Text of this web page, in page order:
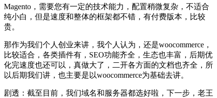
Magento，需要您有一定的技术能力，配置稍微复杂，不适合
纯小白，但是速度和整体的框架都不错，有付费版本，比较
贵。
那作为我们个人创业来讲，我个人认为，还是woocommerce，
比较适合，各类插件有，SEO功能齐全，生态也丰富，后期优
化完速度也还可以，真做大了，二开各方面的文档也齐全，所
以后期我们讲，也主要是以woocommerce为基础去讲。
剧透：截至目前，我们域名和服务器都选好啦，下一步，老王